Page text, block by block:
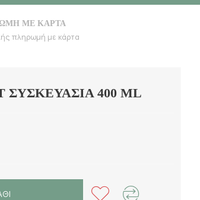
ΜΕ ΚΆΡΤΑ
πληρωμή με κάρτα
ΣΥΣΚΕΥΑΣΊΑ 400 ML